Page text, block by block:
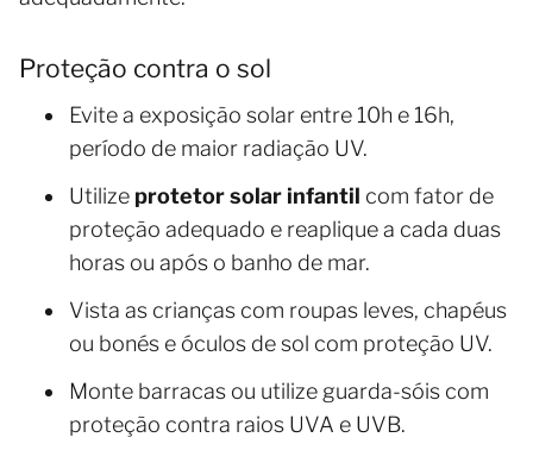
Proteção contra o sol
Evite a exposição solar entre 10h e 16h,
período de maior radiação UV.
Utilize protetor solar infantil com fator de
proteção adequado e reaplique a cada duas
horas ou após o banho de mar.
Vista as crianças com roupas leves, chapéus
ou bonés e óculos de sol com proteção UV.
Monte barracas ou utilize guarda-sóis com
proteção contra raios UVA e UVB.